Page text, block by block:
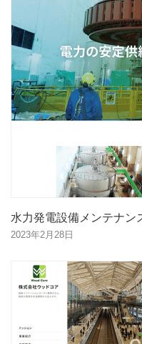
水力発電設備メンテナン
2023年2月28日